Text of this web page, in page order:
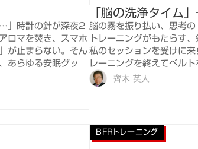
」時計の針が深夜2
ロマを焚き、スマホ
が止まらない。そん
あらゆる安眠グッ
「脳の洗浄タイム
脳の霧を振り払い、思考
トレーニングがもたらす
私のセッションを受けに
レーニングを終えてベル
齊木 英人
BFRトレーニング